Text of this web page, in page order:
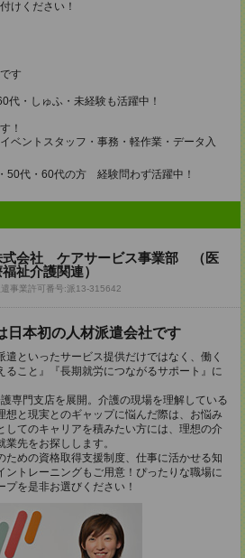
けください！
す
代・しゅふ・未経験も活躍中！
！
ベントスタッフ・事務・軽作業・データ入
50代・60代の方 経験問わず活躍中！
式会社 ケアサービス事業部 （医
祉介護関連）
事業許可番号:派13-315642
日本初の人材派遣会社です
といったサービス提供だけではなく、働く
ること』『長期就労につながるサポート』に
専門支店を展開。介護の現場を理解している
想と現実とのギャップに悩んだ際は、お悩み
してのキャリアを積みたい方には、理想の介
先をお探しします。
ための資格取得支援制度、仕事に活かせる知
ントレーニングもご用意！ぴったりな職場に
を是非お選びください！